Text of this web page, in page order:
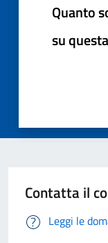
Quanto
su
Contatta il
Leggi le